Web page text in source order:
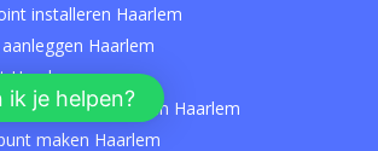
installeren Haarlem
Haarlem
Haarlem
thuis aanleggen Haarlem
maken Haarlem
ik je helpen?